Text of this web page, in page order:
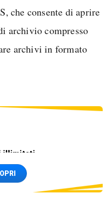
che consente di aprire
archivio compresso
archivi in formato
illimitati